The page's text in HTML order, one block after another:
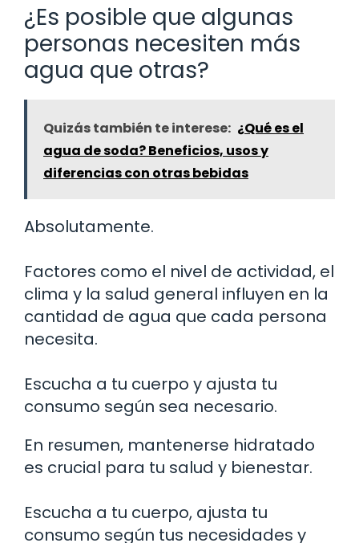
¿Es posible que algunas
personas necesiten más
agua que otras?
Quizás también te interese: ¿Qué es el
agua de soda? Beneficios, usos y
diferencias con otras bebidas
Absolutamente.
Factores como el nivel de actividad, el
clima y la salud general influyen en la
cantidad de agua que cada persona
necesita.
Escucha a tu cuerpo y ajusta tu
consumo según sea necesario.
En resumen, mantenerse hidratado
es crucial para tu salud y bienestar.
Escucha a tu cuerpo, ajusta tu
consumo según tus necesidades y